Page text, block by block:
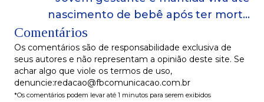
nascimento de bebê após ter morte
cerebral confirmada no Mato Grosso
Comentários
Os comentários são de responsabilidade exclusiva de
seus autores e não representam a opinião deste site. Se
achar algo que viole os termos de uso,
denuncie:redacao@fbcomunicacao.com.br
*Os comentários podem levar até 1 minutos para serem exibidos